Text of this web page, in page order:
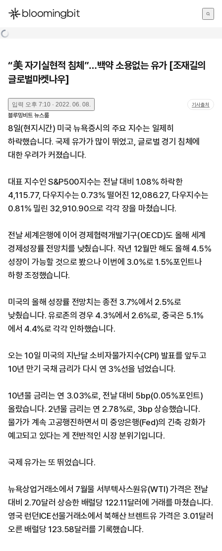
한국어
“美 자기실현적 침체”…백약 소용없는 유가 [조재길의
글로벌마켓나우]
입력 오후 7:10 · 2022. 06. 08. 기사출처
블루밍비트 뉴스룸
8일(현지시간) 미국 뉴욕증시의 주요 지수는 일제히
하락했습니다. 국제 유가가 많이 뛰었고, 글로벌 경기 침체에
대한 우려가 커졌습니다.
대표 지수인 S&P500지수는 전날 대비 1.08% 하락한
4,115.77, 다우지수는 0.73% 떨어진 12,086.27, 다우지수는
0.81% 밀린 32,910.90으로 각각 장을 마쳤습니다.
전날 세계은행에 이어 경제협력개발기구(OECD)도 올해 세계
경제성장률 전망치를 낮췄습니다. 작년 12월만 해도 올해 4.5%
성장이 가능할 것으로 봤으나 이번에 3.0%로 1.5%포인트나
하향 조정했습니다.
미국의 올해 성장률 전망치는 종전 3.7%에서 2.5%로
낮췄습니다. 유로존의 경우 4.3%에서 2.6%로, 중국은 5.1%
에서 4.4%로 각각 인하했습니다.
오는 10일 미국의 지난달 소비자물가지수(CPI) 발표를 앞두고
10년 만기 국채 금리가 다시 연 3%선을 넘었습니다.
10년물 금리는 연 3.03%로, 전날 대비 5bp(0.05%포인트)
올랐습니다. 2년물 금리는 연 2.78%로, 3bp 상승했습니다.
물가가 계속 고공행진하면서 미 중앙은행(Fed)의 긴축 강화가
예고되고 있다는 게 전반적인 시장 분위기입니다.
국제 유가는 또 뛰었습니다.
뉴욕상업거래소에서 7월물 서부텍사스원유(WTI) 가격은 전날
대비 2.70달러 상승한 배럴당 122.11달러에 거래를 마쳤습니다.
영국 런던ICE선물거래소에서 북해산 브렌트유 가격은 3.01달러
오른 배럴당 123.58달러를 기록했습니다.